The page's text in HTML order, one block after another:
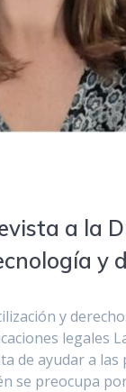
a la
y
y
legales
de ayudar a
se preocupa